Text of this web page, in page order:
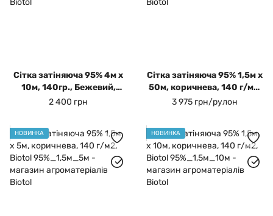
Сітка затіняюча 95% 4м х
10м, 140гр., Бежевий,
Biotol
2 400 грн
Сітка затіняюча 95% 1,5м х
50м, коричнева, 140 г/м2,
Biotol
3 975 грн/рулон
НОВИНКА НОВИНКА